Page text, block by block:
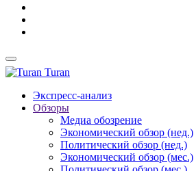
Turan
Экспресс-анализ
Обзоры
Медиа обозрение
Экономический обзор (нед.)
Политический обзор (нед.)
Экономический обзор (мес.)